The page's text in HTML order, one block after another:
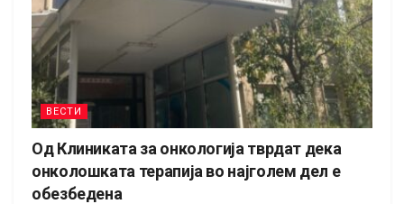
ВЕСТИ
Од Клиниката за онкологија тврдат дека
онколошката терапија во најголем дел е
обезбедена